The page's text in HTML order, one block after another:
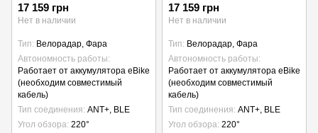
17 159 грн
Нет в наличии
Тип Велорадар, Фара
Автономность работы
Работает от аккумулятора eBike
(необходим совместимый
кабель)
Тип соединения ANT+, BLE
Угол обзора 220°
17 159 грн
Нет в наличии
Тип Велорадар, Фара
Автономность работы
Работает от аккумулятора eBike
(необходим совместимый
кабель)
Тип соединения ANT+, BLE
Угол обзора 220°